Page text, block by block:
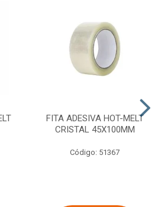
FITA ADESIVA HOT-MELT
CRISTAL 45X100MM
Código: 51367